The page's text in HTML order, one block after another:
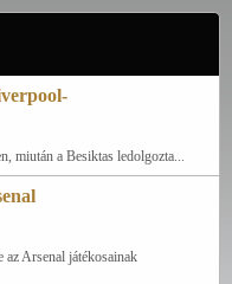
miután a Besiktas ledolgozta...
az Arsenal játékosainak